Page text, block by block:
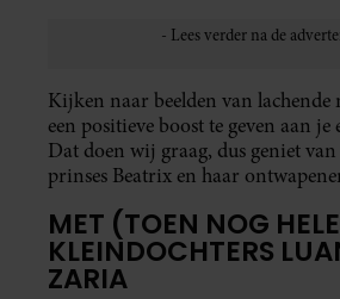
Kijken naar beelden van lachende
een positieve boost te geven aan je
Dat doen wij graag, dus geniet van
prinses Beatrix en haar
MET (TOEN NOG
KLEINDOCHTERS
ZARIA